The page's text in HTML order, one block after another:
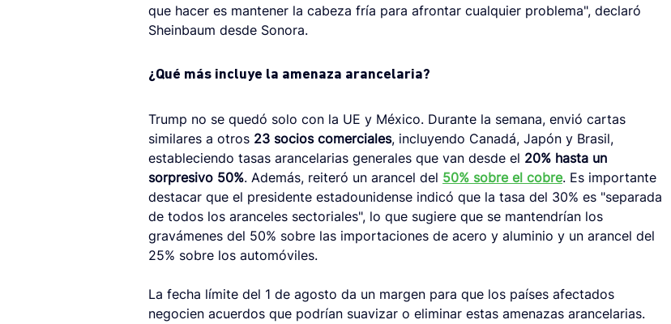
que hacer es mantener la cabeza fría para afrontar cualquier problema", declaró
Sheinbaum desde Sonora.
¿Qué más incluye la amenaza arancelaria?
Trump no se quedó solo con la UE y México. Durante la semana, envió cartas
similares a otros 23 socios comerciales, incluyendo Canadá, Japón y Brasil,
estableciendo tasas arancelarias generales que van desde el 20% hasta un
sorpresivo 50%. Además, reiteró un arancel del 50% sobre el cobre. Es importante
destacar que el presidente estadounidense indicó que la tasa del 30% es "separada
de todos los aranceles sectoriales", lo que sugiere que se mantendrían los
gravámenes del 50% sobre las importaciones de acero y aluminio y un arancel del
25% sobre los automóviles.
La fecha límite del 1 de agosto da un margen para que los países afectados
negocien acuerdos que podrían suavizar o eliminar estas amenazas arancelarias.